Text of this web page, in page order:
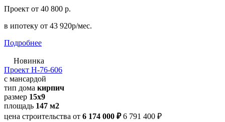
Проект от 40 800 р.
в ипотеку от 43 920р/мес.
Подробнее
Новинка
Проект Н-76-606
с мансардой
тип дома кирпич
размер 15х9
площадь 147 м2
цена строительства от 6 174 000 ₽ 6 791 400 ₽